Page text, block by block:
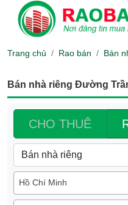
Trang chủ Rao bán Bán
Bán nhà riêng Đường
CHO THUÊ
Hồ Chí Minh